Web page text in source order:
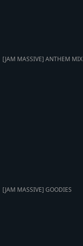
[JAM MASSIVE] ANTHEM MIX
[JAM MASSIVE] GOODIES